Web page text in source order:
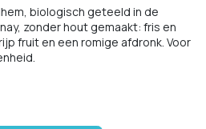
biologisch geteeld in de
zonder hout gemaakt: fris en
fruit en een romige afdronk. Voor